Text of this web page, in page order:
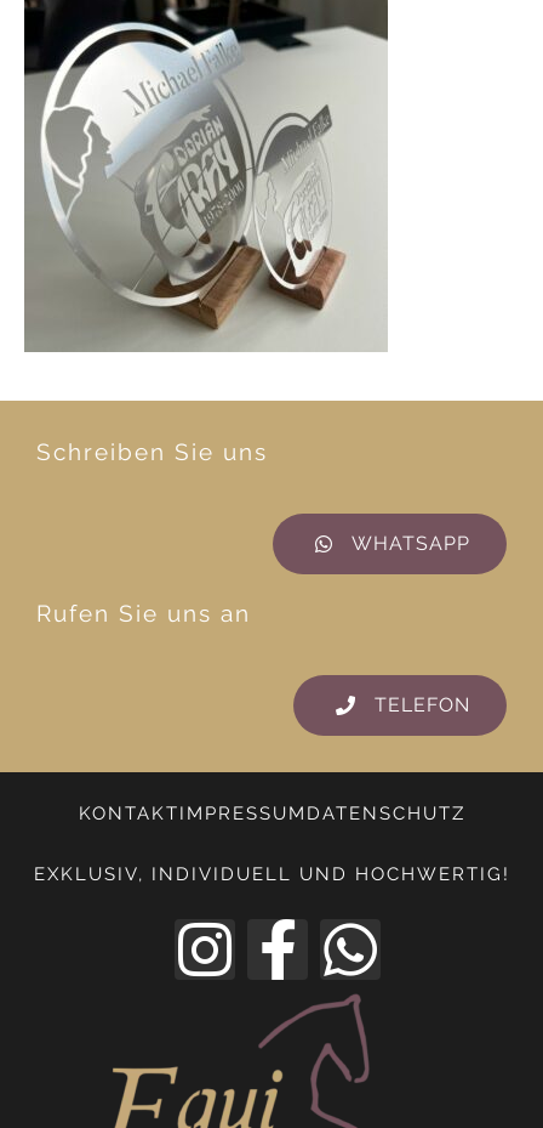
Schreiben Sie uns
WHATSAPP
Rufen Sie uns an
TELEFON
KONTAKT IMPRESSUM DATENSCHUTZ
EXKLUSIV, INDIVIDUELL UND HOCHWERTIG!